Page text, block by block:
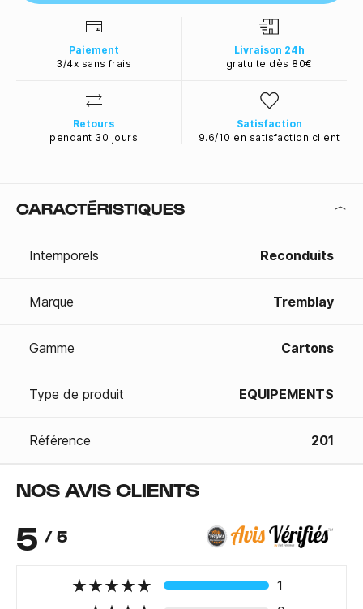
Paiement
3/4x sans frais
Livraison 24h
gratuite dès 80€
Retours
pendant 30 jours
Satisfaction
9.6/10 en satisfaction client
CARACTÉRISTIQUES
Intemporels Reconduits
Marque Tremblay
Gamme Cartons
Type de produit EQUIPEMENTS
Référence 201
NOS AVIS CLIENTS
5 / 5
1